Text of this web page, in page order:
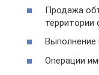
Продажа
территории
Операции